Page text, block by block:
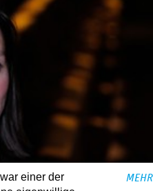
einer der
MEHR